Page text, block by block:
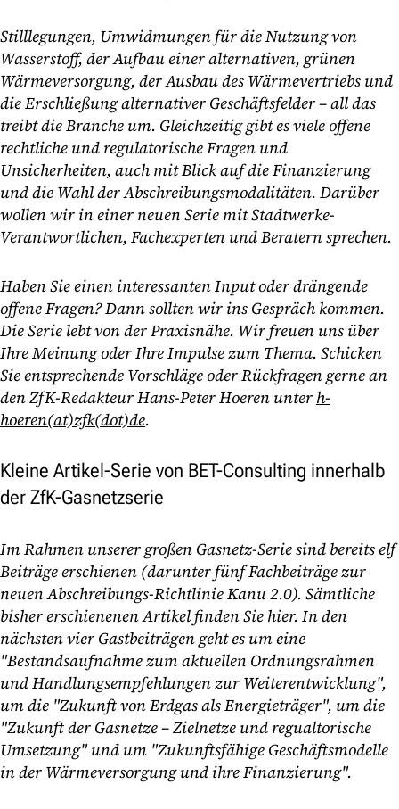
Stilllegungen, Umwidmungen für die Nutzung von
Wasserstoff, der Aufbau einer alternativen, grünen
Wärmeversorgung, der Ausbau des Wärmevertriebs und
die Erschließung alternativer Geschäftsfelder – all das
treibt die Branche um. Gleichzeitig gibt es viele offene
rechtliche und regulatorische Fragen und
Unsicherheiten, auch mit Blick auf die Finanzierung
und die Wahl der Abschreibungsmodalitäten. Darüber
wollen wir in einer neuen Serie mit Stadtwerke-
Verantwortlichen, Fachexperten und Beratern sprechen.
Haben Sie einen interessanten Input oder drängende
offene Fragen? Dann sollten wir ins Gespräch kommen.
Die Serie lebt von der Praxisnähe. Wir freuen uns über
Ihre Meinung oder Ihre Impulse zum Thema. Schicken
Sie entsprechende Vorschläge oder Rückfragen gerne an
den ZfK-Redakteur Hans-Peter Hoeren unter h-
hoeren(at)zfk(dot)de.
Kleine Artikel-Serie von BET-Consulting innerhalb
der ZfK-Gasnetzserie
Im Rahmen unserer großen Gasnetz-Serie sind bereits elf
Beiträge erschienen (darunter fünf Fachbeiträge zur
neuen Abschreibungs-Richtlinie Kanu 2.0). Sämtliche
bisher erschienenen Artikelfinden Sie hier. In den
nächsten vier Gastbeiträgen geht es um eine
"Bestandsaufnahme zum aktuellen Ordnungsrahmen
und Handlungsempfehlungen zur Weiterentwicklung",
um die "Zukunft von Erdgas als Energieträger", um die
"Zukunft der Gasnetze – Zielnetze und regualtorische
Umsetzung" und um "Zukunftsfähige Geschäftsmodelle
in der Wärmeversorgung und ihre Finanzierung".